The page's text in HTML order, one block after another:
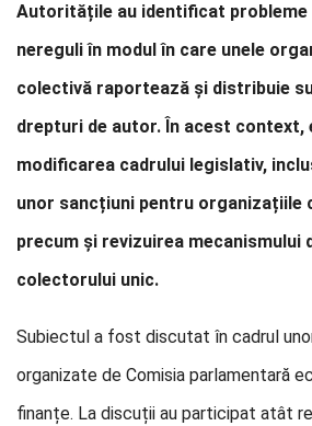
Autoritățile au identificat
nereguli în modul în care unele
colectivă raportează și distribuie
drepturi de autor. În acest context,
modificarea cadrului legislativ,
unor sancțiuni pentru organizațiile
precum și revizuirea mecanismului
colectorului unic.
Subiectul a fost discutat în cadrul
organizate de Comisia parlamentară
finanțe. La discuții au participat atât